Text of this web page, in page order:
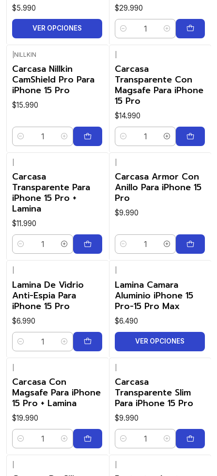
$5.990
VER OPCIONES
$29.990
Cantidad
NILLKIN
Carcasa Nillkin
CamShield Pro Para
iPhone 15 Pro
$15.990
Cantidad
Carcasa
Transparente Con
Magsafe Para iPhone
15 Pro
$14.990
Cantidad
Carcasa
Transparente Para
iPhone 15 Pro +
Lamina
$11.990
Cantidad
Carcasa Armor Con
Anillo Para iPhone 15
Pro
$9.990
Cantidad
Lamina De Vidrio
Anti-Espia Para
iPhone 15 Pro
$6.990
Cantidad
Lamina Camara
Aluminio iPhone 15
Pro-15 Pro Max
$6.490
VER OPCIONES
Carcasa Con
Magsafe Para iPhone
15 Pro + Lamina
$19.990
Cantidad
Carcasa
Transparente Slim
Para iPhone 15 Pro
$9.990
Cantidad